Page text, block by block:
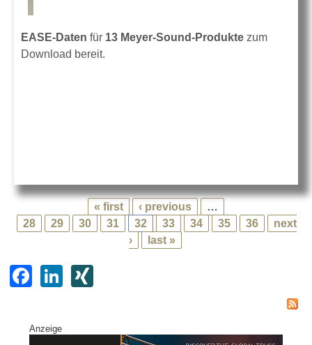
EASE-Daten für 13 Meyer-Sound-Produkte zum
Download bereit.
« first ‹ previous
…
28
29 30 31 32 33 34 35 36
next
›
last »
F
c
Li
Anzeige